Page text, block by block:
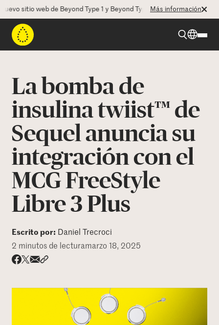
sitio web de Beyond Type 1 y Beyond Type 2! La CEO Deborah
Más información
Recursos
Programas
Quienes somos
DONAR
La bomba de
insulina twiist™ de
Sequel anuncia su
integración con el
MCG FreeStyle
Libre 3 Plus
Escrito por: Daniel Trecroci
2 minutos de lecturamarzo 18, 2025